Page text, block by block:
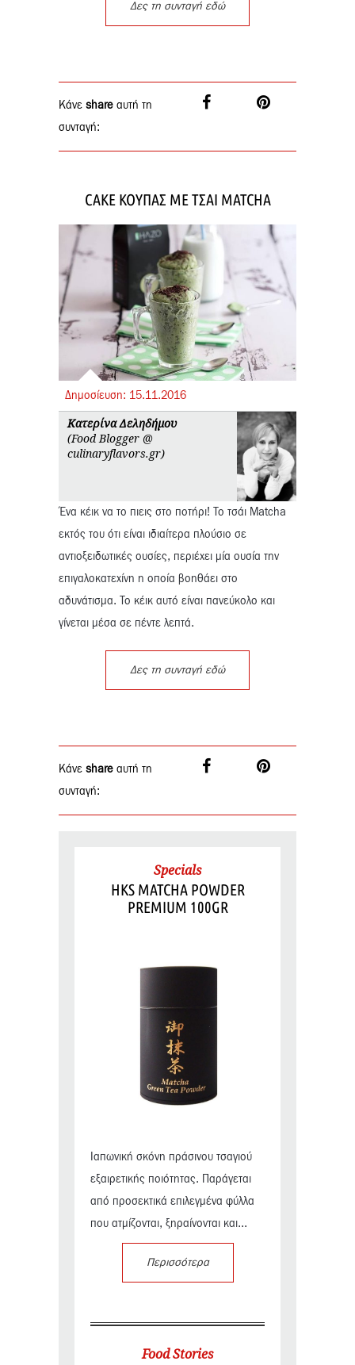
Δες τη συνταγή εδώ
Κάνε share αυτή τη
συνταγή:
CAKE ΚΟΥΠΑΣ ΜΕ ΤΣΑΙ MATCHA
Δημοσίευση: 15.11.2016
Κατερίνα Δεληδήμου
(Food Blogger @
culinaryflavors.gr)
Ένα κέικ να το πιεις στο ποτήρι! Το τσάι Matcha
εκτός του ότι είναι ιδιαίτερα πλούσιο σε
αντιοξειδωτικές ουσίες, περιέχει μία ουσία την
επιγαλοκατεχίνη η οποία βοηθάει στο
αδυνάτισμα. Το κέικ αυτό είναι πανεύκολο και
γίνεται μέσα σε πέντε λεπτά.
Δες τη συνταγή εδώ
Κάνε share αυτή τη
συνταγή:
Specials
HKS MATCHA POWDER
PREMIUM 100GR
Ιαπωνική σκόνη πράσινου τσαγιού
εξαιρετικής ποιότητας. Παράγεται
από προσεκτικά επιλεγμένα φύλλα
που ατμίζονται, ξηραίνονται και...
Περισσότερα
Food Stories